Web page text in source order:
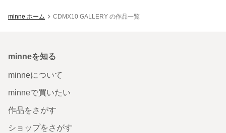
minne ホーム CDMX10 GALLERY の作品一覧
minneを知る
minneについて
minneで買いたい
作品をさがす
ショップをさがす